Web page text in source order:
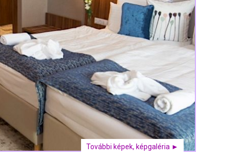
További képek, képgaléria ►